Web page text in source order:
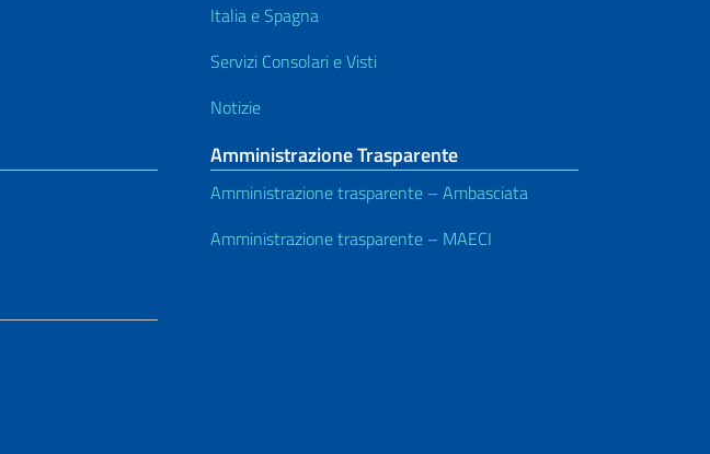
Italia e Spagna
Servizi Consolari e Visti
Notizie
Amministrazione Trasparente
Amministrazione trasparente – Ambasciata
Amministrazione trasparente – MAECI